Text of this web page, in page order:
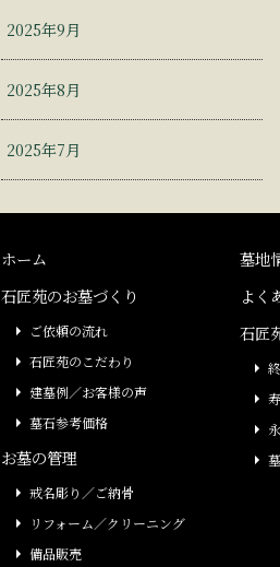
2025年9月
2025年8月
2025年7月
ホーム
石匠苑のお墓づくり
ご依頼の流れ
石匠苑のこだわり
建墓例／お客様の声
墓石参考価格
お墓の管理
戒名彫り／ご納骨
リフォーム／クリーニング
備品販売
墓地
よく
石匠